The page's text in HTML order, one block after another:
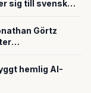
sig till svensk
Görtz
hemlig AI-